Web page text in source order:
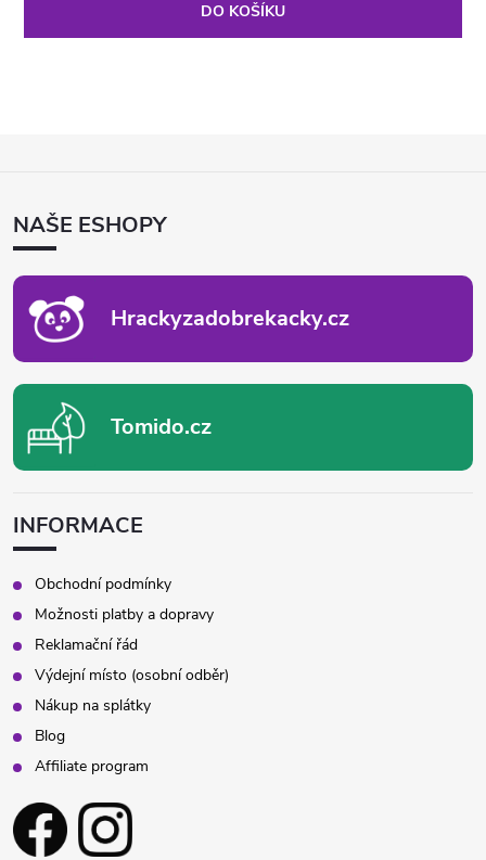
DO KOŠÍKU
ANAŠE ESHOPY
Hrackyzadobrekacky.cz
Tomido.cz
INFORMACE
Obchodní podmínky
Možnosti platby a dopravy
Reklamační řád
Výdejní místo (osobní odběr)
Nákup na splátky
Blog
Affiliate program